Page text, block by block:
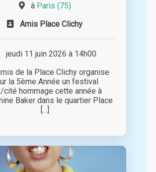
à Paris (75)
Amis Place Clichy
jeudi 11 juin 2026 à 14h00
de la Place Clichy organise
la 5ème Année un festival
cité hommage cette année à
Baker dans le quartier Place
[...]